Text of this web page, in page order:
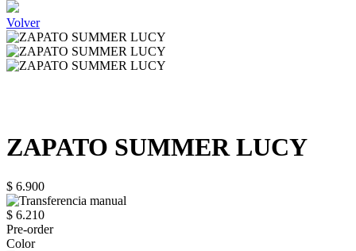
Volver
ZAPATO SUMMER LUCY
$ 6.900
$ 6.210
Pre-order
Color